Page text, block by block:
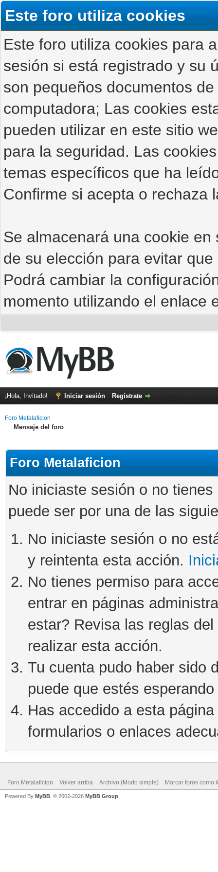
Este foro utiliza cookies
Este foro utiliza cookies para
sesión si está registrado y su
son pequeños documentos
computadora; Las cookies
pueden utilizar en este sitio
para la seguridad. Las
temas específicos que ha
Confirme si acepta o rechaza
Se almacenará una cookie
de su elección para evitar
Podrá cambiar la
momento utilizando el enlace
¡Hola, Invitado! Iniciar sesión Regístrate
Foro Metalaficion
Mensaje del foro
Foro Metalaficion
No iniciaste sesión o no
puede ser por una de las
No iniciaste sesión o no
y reintenta esta acción.
No tienes permiso para
entrar en páginas
estar? Revisa las reglas
realizar esta acción.
Tu cuenta pudo haber sido
puede que estés
Has accedido a esta
formularios o enlaces
Foro Metalaficion Volver arriba Archivo (Modo simple) Marcar foros como
Powered By MyBB , © 2002-2026 MyBB Group